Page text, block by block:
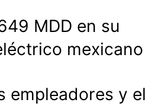
MDD en su
mexicano
empleadores y el